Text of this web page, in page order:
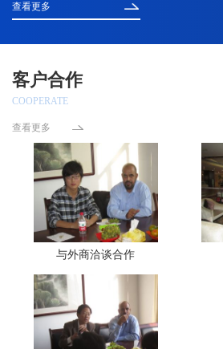
查看更多
客户合作
COOPERATE
查看更多
与外商洽谈合作